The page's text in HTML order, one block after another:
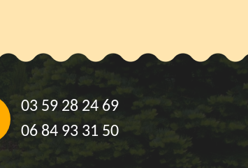
03 59 28 24 69
06 84 93 31 50